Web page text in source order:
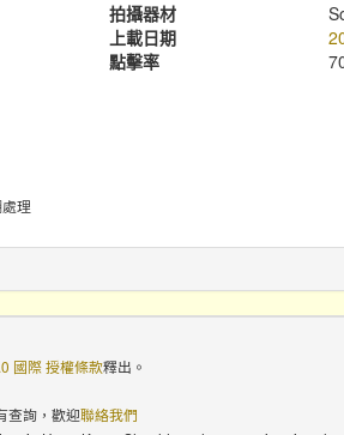
拍攝器材
上載日期
點擊率
理
國際 授權條款釋出。
查詢，歡迎聯絡我們